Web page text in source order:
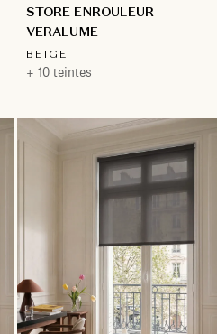
STORE ENROULEUR
VERALUME
BEIGE
+ 10 teintes